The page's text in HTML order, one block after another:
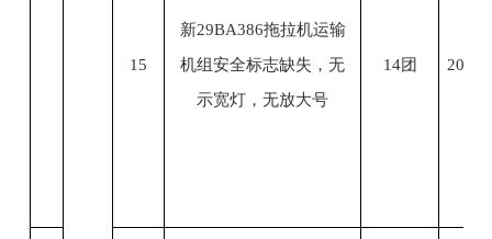
15
新29BA386拖拉机运输
机组安全标志缺失，无
示宽灯，无放大号
14团